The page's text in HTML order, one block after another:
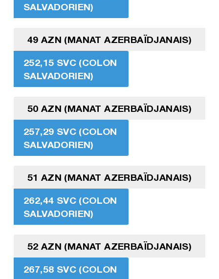
SALVADORIEN)
49 AZN (MANAT AZERBAÏDJANAIS)
252,15 SVC (COLON
SALVADORIEN)
50 AZN (MANAT AZERBAÏDJANAIS)
257,29 SVC (COLON
SALVADORIEN)
51 AZN (MANAT AZERBAÏDJANAIS)
262,44 SVC (COLON
SALVADORIEN)
52 AZN (MANAT AZERBAÏDJANAIS)
267,58 SVC (COLON